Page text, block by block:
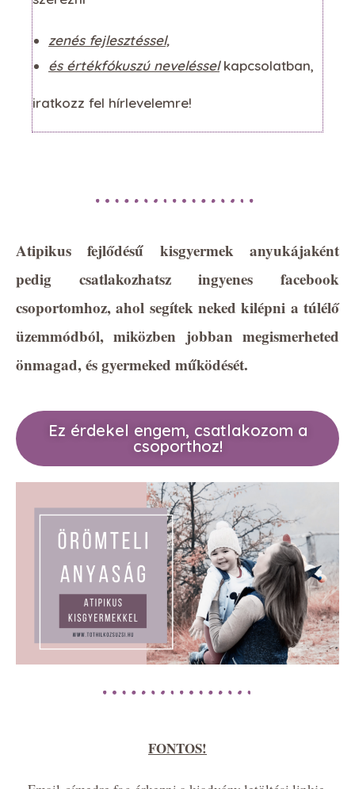
zenés fejlesztéssel,
és értékfókuszú nevelésselkapcsolatban,
iratkozz fel hírlevelemre!
Atipikus fejlődésű kisgyermek anyukájaként
pedig csatlakozhatsz ingyenes facebook
csoportomhoz, ahol segítek neked kilépni a túlélő
üzemmódból, miközben jobban megismerheted
önmagad, és gyermeked működését.
Ez érdekel engem, csatlakozom a
csoporthoz!
FONTOS!